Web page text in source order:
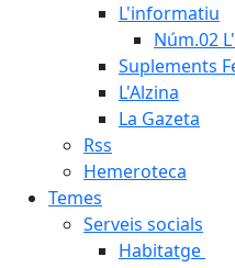
L'informatiu
Núm.02
Suplements
L'Alzina
La Gazeta
Rss
Hemeroteca
Temes
Serveis socials
Habitatge